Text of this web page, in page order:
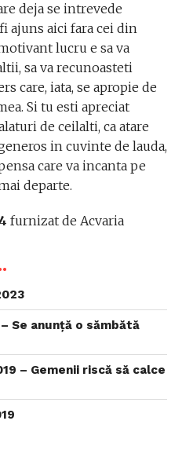
deja se intrevede
ajuns aici fara cei din
lucru e sa va
sa va recunoasteti
care, iata, se apropie de
Si tu esti apreciat
de ceilalti, ca atare
in cuvinte de lauda,
care va incanta pe
departe.
furnizat de Acvaria
Se anunță o sămbătă
– Gemenii riscă să calce